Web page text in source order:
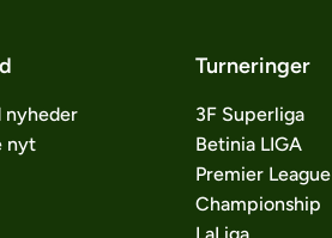
nyheder
nyt
Turneringer
3F Superliga
Betinia LIGA
Premier League
Championship